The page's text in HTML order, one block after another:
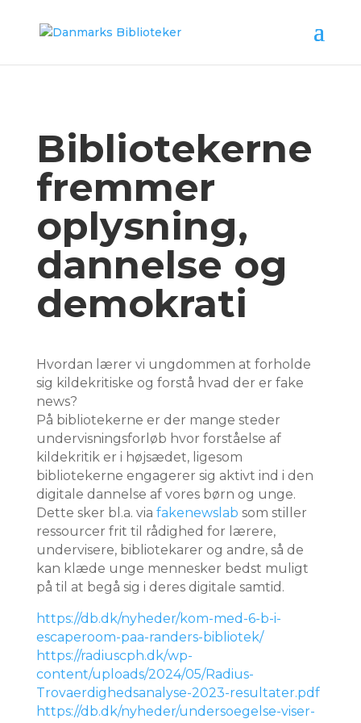
Bibliotekerne
fremmer
oplysning,
dannelse og
demokrati
Hvordan lærer vi ungdommen at forholde
sig kildekritiske og forstå hvad der er fake
news?
På bibliotekerne er der mange steder
undervisningsforløb hvor forståelse af
kildekritik er i højsædet, ligesom
bibliotekerne engagerer sig aktivt ind i den
digitale dannelse af vores børn og unge.
Dette sker bl.a. via fakenewslab som stiller
ressourcer frit til rådighed for lærere,
undervisere, bibliotekarer og andre, så de
kan klæde unge mennesker bedst muligt
på til at begå sig i deres digitale samtid.
https://db.dk/nyheder/kom-med-6-b-i-
escaperoom-paa-randers-bibliotek/
https://radiuscph.dk/wp-
content/uploads/2024/05/Radius-
Trovaerdighedsanalyse-2023-resultater.pdf
https://db.dk/nyheder/undersoegelse-viser-